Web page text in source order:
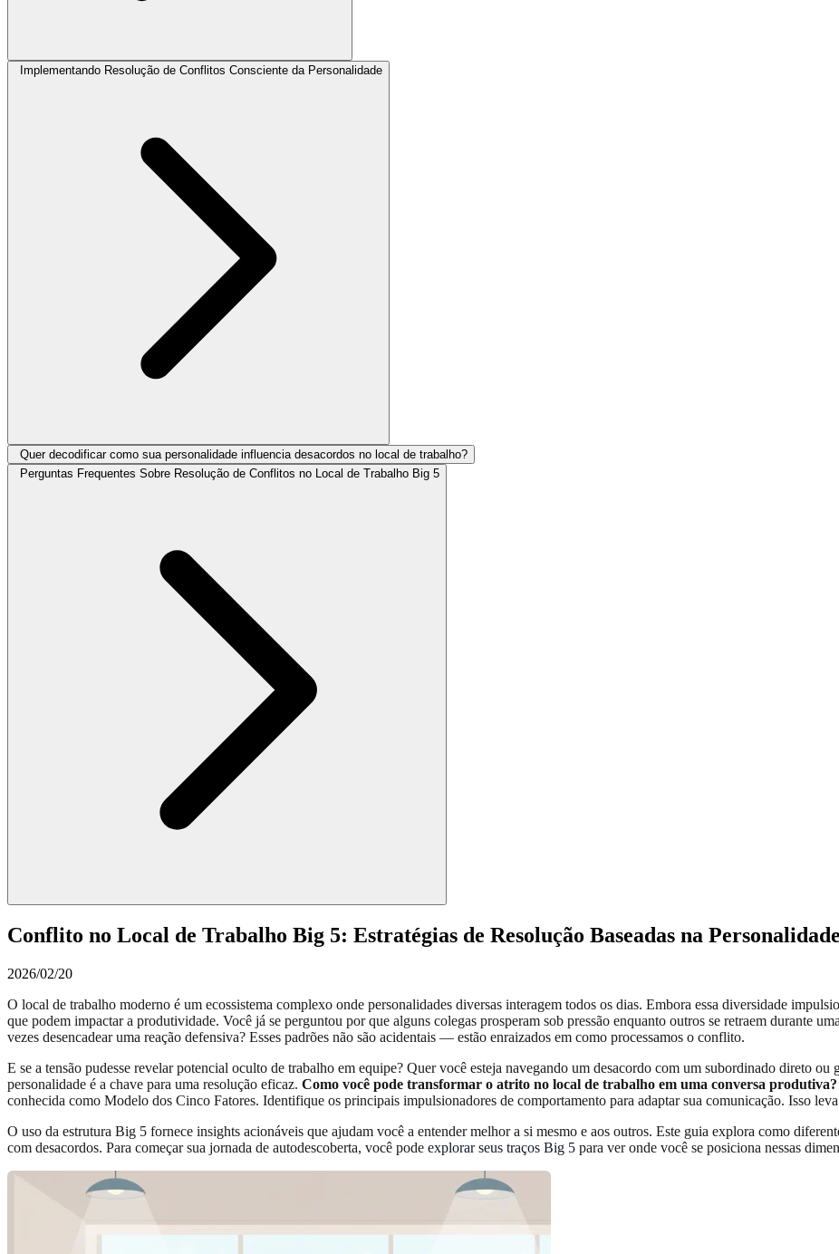
Implementando Resolução de Conflitos Consciente da Personalidade
Quer decodificar como sua personalidade influencia desacordos no local de trabalho?
Perguntas Frequentes Sobre Resolução de Conflitos no Local de Trabalho Big 5
Conflito no Local de Trabalho Big 5: Estratégias de Resolução Baseadas na Personalidade
2026/02/20
O local de trabalho moderno é um ecossistema complexo onde personalidades diversas interagem todos os dias. Embora essa diversidade
que podem impactar a produtividade. Você já se perguntou por que alguns colegas prosperam sob pressão enquanto outros se retraem durante
vezes desencadear uma reação defensiva? Esses padrões não são acidentais — estão enraizados em como processamos o conflito.
E se a tensão pudesse revelar potencial oculto de trabalho em equipe? Quer você esteja navegando um desacordo com um subordinado direto
personalidade é a chave para uma resolução eficaz. Como você pode transformar o atrito no local de trabalho em uma conversa produtiva?
conhecida como Modelo dos Cinco Fatores. Identifique os principais impulsionadores de comportamento para adaptar sua comunicação. Isso
O uso da estrutura Big 5 fornece insights acionáveis que ajudam você a entender melhor a si mesmo e aos outros. Este guia explora como
com desacordos. Para começar sua jornada de autodescoberta, você pode explorar seus traços Big 5 para ver onde você se posiciona nessas